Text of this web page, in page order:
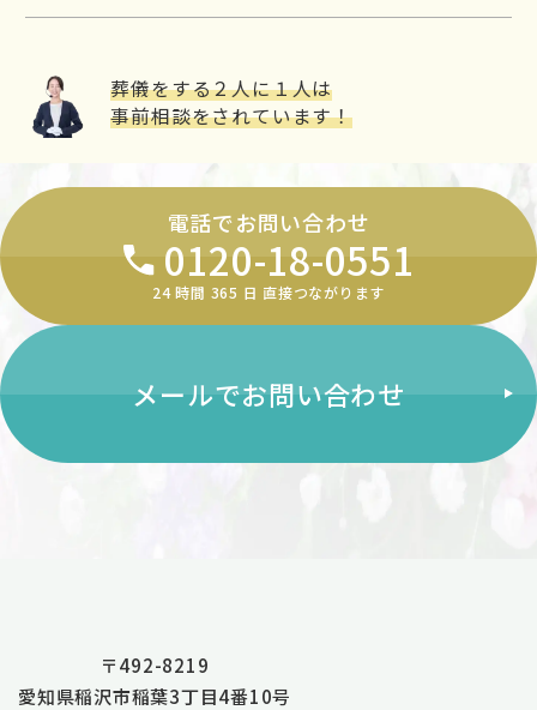
葬儀をする２⼈に１⼈は
事前相談をされています！
電話でお問い合わせ
0120-18-0551
24 時間 365 ⽇ 直接つながります
メールでお問い合わせ
〒492-8219
愛知県稲沢市稲葉3丁目4番10号